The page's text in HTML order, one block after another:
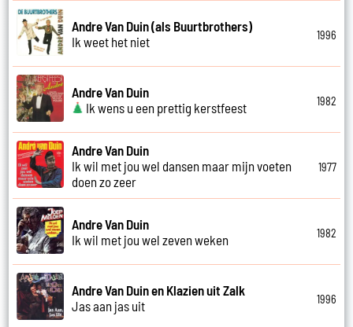
Andre Van Duin (als Buurtbrothers)
Ik weet het niet
1996
Andre Van Duin
Ik wens u een prettig kerstfeest
1982
Andre Van Duin
Ik wil met jou wel dansen maar mijn voeten
doen zo zeer
1977
Andre Van Duin
Ik wil met jou wel zeven weken
1982
Andre Van Duin en Klazien uit Zalk
Jas aan jas uit
1996